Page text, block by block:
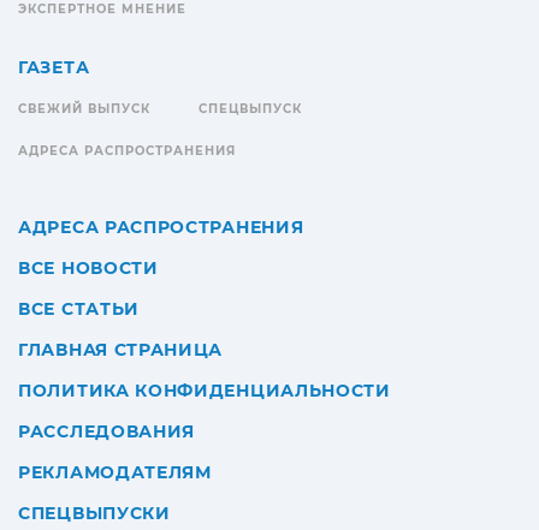
ЭКСПЕРТНОЕ МНЕНИЕ
ГАЗЕТА
СВЕЖИЙ ВЫПУСК СПЕЦВЫПУСК
АДРЕСА РАСПРОСТРАНЕНИЯ
АДРЕСА РАСПРОСТРАНЕНИЯ
ВСЕ НОВОСТИ
ВСЕ СТАТЬИ
ГЛАВНАЯ СТРАНИЦА
ПОЛИТИКА КОНФИДЕНЦИАЛЬНОСТИ
РАССЛЕДОВАНИЯ
РЕКЛАМОДАТЕЛЯМ
СПЕЦВЫПУСКИ